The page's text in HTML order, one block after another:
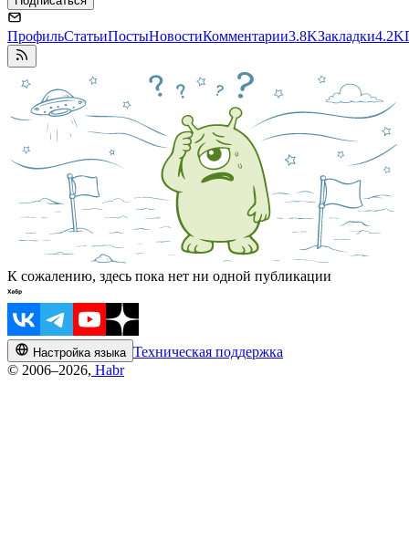
ПрофильСтатьиПостыНовостиКомментарии3.8KЗакладки4.2K
К сожалению, здесь пока нет ни одной публикации
Настройка языка Техническая поддержка
© 2006–2026, Habr